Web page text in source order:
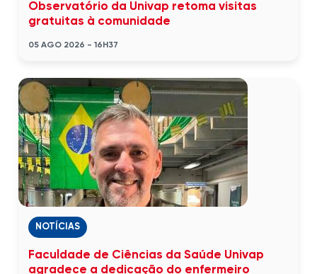
Observatório da Univap retoma visitas
gratuitas à comunidade
05 AGO 2026 - 16H37
NOTÍCIAS
Faculdade de Ciências da Saúde Univap
agradece a dedicação do enfermeiro